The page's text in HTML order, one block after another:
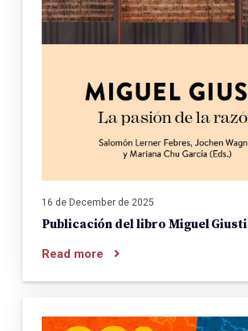
16 de December de 2025
Publicación del libro Miguel Giusti
Read more